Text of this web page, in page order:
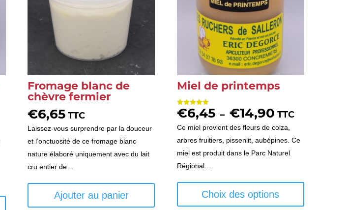
Fromage blanc de
chèvre fermier
€6,65 TTC
Laissez-vous surprendre par la douceur
et l’onctuosité de ce fromage blanc
nature élaboré uniquement avec du lait
cru entier de…
Ajouter au panier
Miel de printemps
Note
5.00
€6,45 – €14,90Plage
de
prix :
€6,45
TTC
Ce miel provient des fleurs de colza,
arbres fruitiers, pissenlit, aubépines. Ce
miel est produit dans le Parc Naturel
Régional…
Choix des options